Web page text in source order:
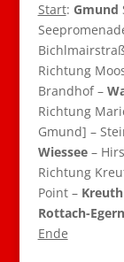
Start: Gmund
Richtung
Brandhof –
Richtung
Gmund] –
Wiessee–
Richtung
Point – Kreuth
Rottach-Egern
Ende